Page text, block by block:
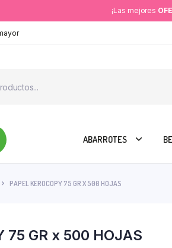
¡Las mejores
ABARROTES
PAPEL KEROCOPY 75 GR X 500 HOJAS
75 GR x 500 HOJAS